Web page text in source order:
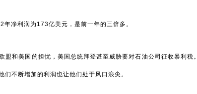
净利润为173亿美元，是前一年的三倍多。
和美国的担忧，美国总统拜登甚至威胁要对石油公司征收暴利税。
不断增加的利润也让他们处于风口浪尖。